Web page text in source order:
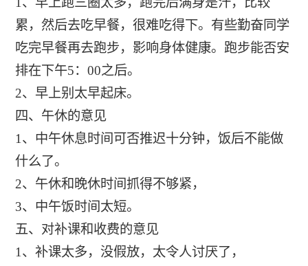
累，然后去吃早餐，很难吃得下。有些勤奋同学
吃完早餐再去跑步，影响身体健康。跑步能否安
排在下午5：00之后。
2、早上别太早起床。
四、午休的意见
1、中午休息时间可否推迟十分钟，饭后不能做
什么了。
2、午休和晚休时间抓得不够紧，
3、中午饭时间太短。
五、对补课和收费的意见
1、补课太多，没假放，太令人讨厌了，